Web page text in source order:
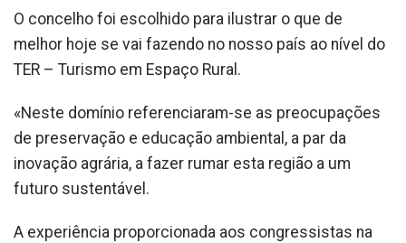
O concelho foi escolhido para ilustrar o que de
melhor hoje se vai fazendo no nosso país ao nível do
TER – Turismo em Espaço Rural.
«Neste domínio referenciaram-se as preocupações
de preservação e educação ambiental, a par da
inovação agrária, a fazer rumar esta região a um
futuro sustentável.
A experiência proporcionada aos congressistas na